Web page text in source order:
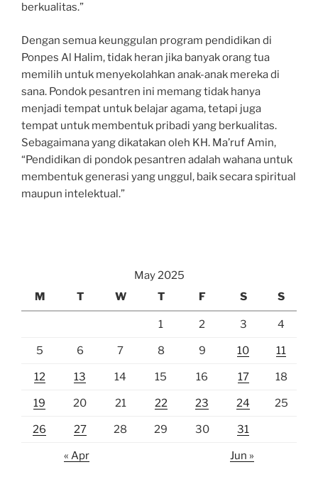
berkualitas.”
Dengan semua keunggulan program pendidikan di
Ponpes Al Halim, tidak heran jika banyak orang tua
memilih untuk menyekolahkan anak-anak mereka di
sana. Pondok pesantren ini memang tidak hanya
menjadi tempat untuk belajar agama, tetapi juga
tempat untuk membentuk pribadi yang berkualitas.
Sebagaimana yang dikatakan oleh KH. Ma’ruf Amin,
“Pendidikan di pondok pesantren adalah wahana untuk
membentuk generasi yang unggul, baik secara spiritual
maupun intelektual.”
May 2025
M
T W T F S S
1 2 3 4
5 6 7 8 9 10 11
12 13 14 15 16 17 18
19 20 21 22 23 24 25
26 27 28 29 30 31
« Apr Jun »